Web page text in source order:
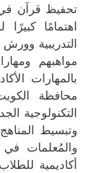
تحفيظ قرآن
اهتمامًا
التدريبية
مواهبهم
بالمهارات
محافظة
التكنولوجية
وتبسيط
والمُعلمات في
أكاديمية